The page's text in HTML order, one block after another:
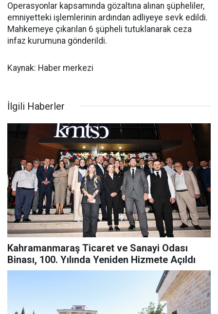
Operasyonlar kapsamında gözaltına alınan şüpheliler,
emniyetteki işlemlerinin ardından adliyeye sevk edildi.
Mahkemeye çıkarılan 6 şüpheli tutuklanarak ceza
infaz kurumuna gönderildi.
Kaynak: Haber merkezi
İlgili Haberler
Kahramanmaraş Ticaret ve Sanayi Odası
Binası, 100. Yılında Yeniden Hizmete Açıldı